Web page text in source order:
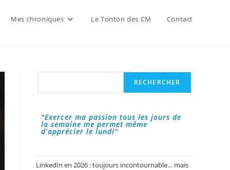
Mes chroniques Le Tonton des CM Contact
Rechercher
RECHERCHER
"Exercer ma passion tous les jours de
la semaine me permet même
d’apprécier le lundi"
LinkedIn en 2026 : toujours incontournable… mais